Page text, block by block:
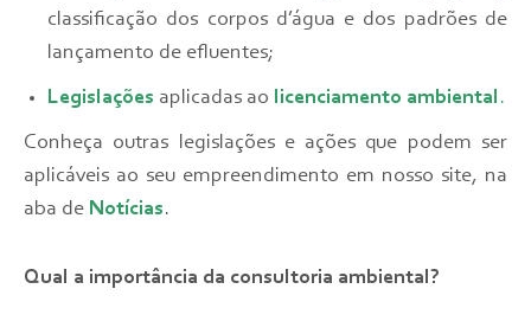
classificação dos corpos d’água e dos padrões de
lançamento de efluentes;
Legislações aplicadas ao licenciamento ambiental .
Conheça outras legislações e ações que podem ser
aplicáveis ao seu empreendimento em nosso site, na
aba de Notícias.
Qual a importância da consultoria ambiental?